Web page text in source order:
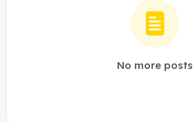
No more posts